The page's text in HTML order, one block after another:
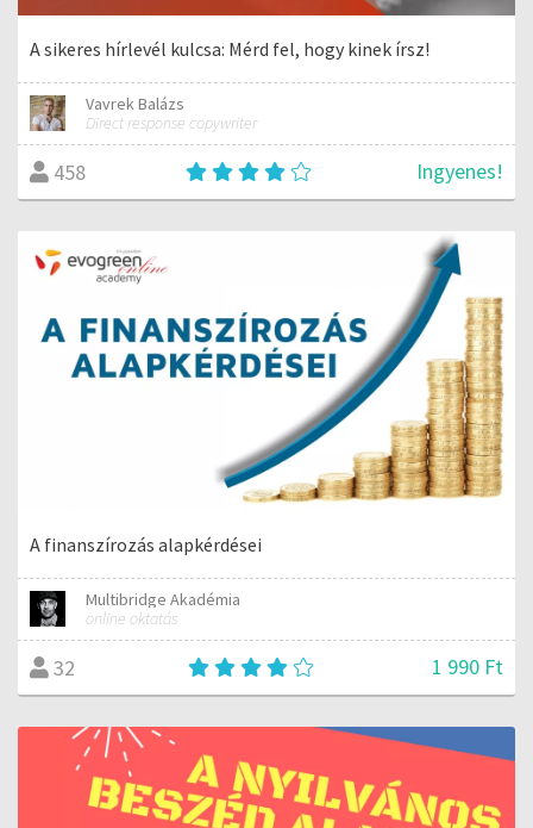
A sikeres hírlevél kulcsa: Mérd fel, hogy kinek írsz!
Vavrek Balázs
Direct response copywriter
458 Ingyenes!
A finanszírozás alapkérdései
Multibridge Akadémia
online oktatás
32 1 990 Ft